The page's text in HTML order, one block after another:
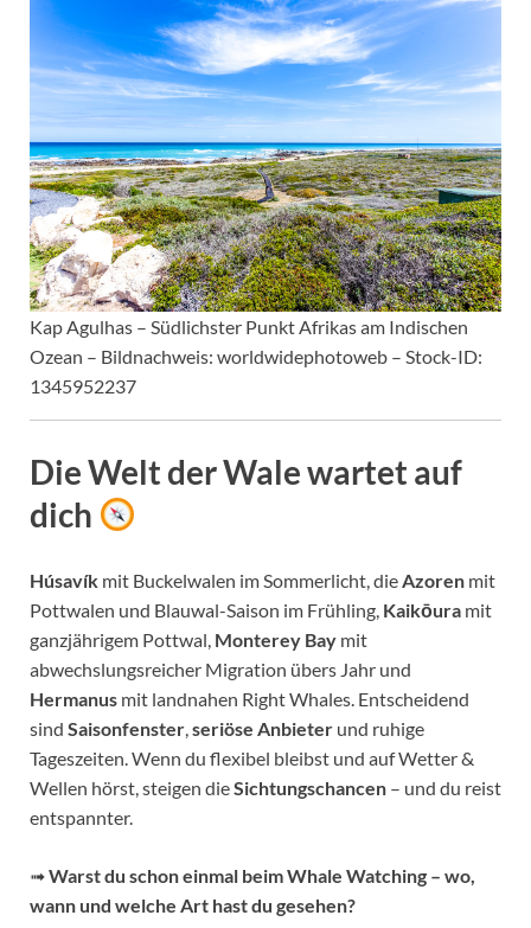
Kap Agulhas – Südlichster Punkt Afrikas am Indischen
Ozean – Bildnachweis: worldwidephotoweb – Stock-ID:
1345952237
Die Welt der Wale wartet auf
dich
Húsavík mit Buckelwalen im Sommerlicht, dieAzoren mit
Pottwalen und Blauwal-Saison im Frühling, Kaikōura mit
ganzjährigem Pottwal, Monterey Bay mit
abwechslungsreicher Migration übers Jahr und
Hermanus mit landnahen Right Whales. Entscheidend
sind Saisonfenster,seriöse Anbieter und ruhige
Tageszeiten. Wenn du flexibel bleibst und auf Wetter &
Wellen hörst, steigen dieSichtungschancen – und du reist
entspannter.
➟Warst du schon einmal beim Whale Watching – wo,
wann und welche Art hast du gesehen?